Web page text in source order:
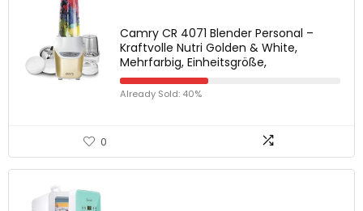
Camry CR 4071 Blender Personal –
Kraftvolle Nutri Golden & White,
Mehrfarbig, Einheitsgröße,
Already Sold: 40%
0